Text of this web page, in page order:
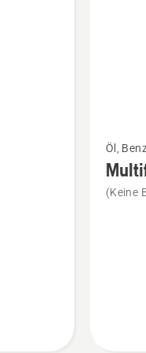
Details
Öl,
(Keine